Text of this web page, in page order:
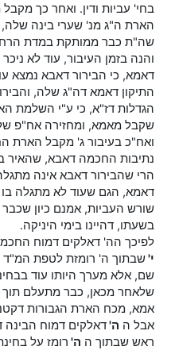
בחי' עביות ודין. ואחר כך
הארת ה"ג מנ' שערי בינה
שה"ת כבר ממותקת במדת
והנה בזמן העיבור, עוד לא
דאמא, כי הבירור דאבא נמצא
התיקון דאמא דה"ג שלה,
הגדלות דז"א, כי ע"י השלמת
שקבל מאמא, ומחזירה אח"פ
ואח"כ בעיבור ג' מקבל הארת
נתיבות החכמה דאבא, שהאיר
הרי שהבירור דאבא אינה
דאמא, הגם שעוד לא מתגלה בו
שורש העביות, אמנם כיון
בשעתו, דהיינו בימי היניקה.
לפיכך הה' דאלקים דמוח
י'שבתוך ה' רומזת לטפת המ"ד
שם, אלא מערך היותו עוד
שלאחר מכאן, כבר מתעלם תוך
אמא, מכח הארת הגבורות
אבל ה ה'דאלקים דמוח הבינה
ראש שבתוך ה ה' רומז על